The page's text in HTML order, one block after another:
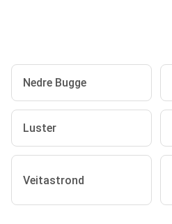
Nedre Bugge
Luster
Veitastrond